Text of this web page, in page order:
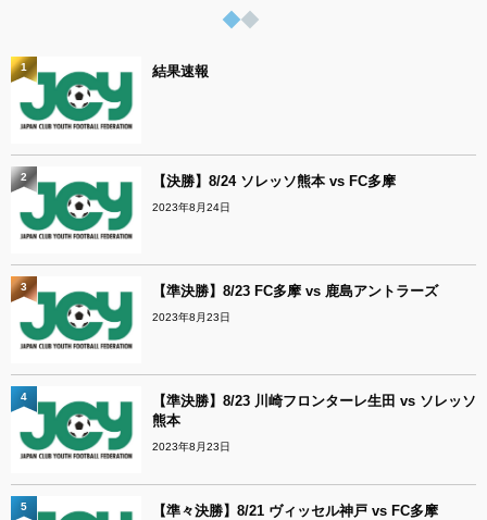
結果速報
1
【決勝】8/24 ソレッソ熊本 vs FC多摩
2023年8月24日
2
【準決勝】8/23 FC多摩 vs 鹿島アントラーズ
2023年8月23日
3
【準決勝】8/23 川崎フロンターレ生田 vs ソレッソ
熊本
2023年8月23日
4
【準々決勝】8/21 ヴィッセル神戸 vs FC多摩
5